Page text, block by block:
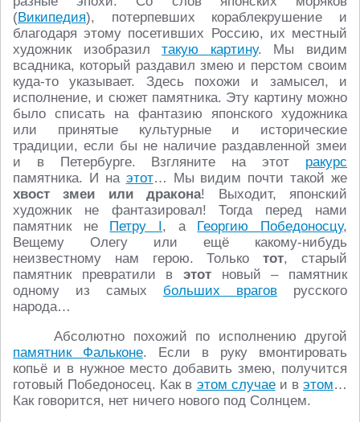
(Википедия), потерпевших кораблекрушение и
благодаря этому посетивших Россию, их местный
художник изобразилтакую картину. Мы видим
всадника, который раздавил змею и перстом своим
куда-то указывает. Здесь похожи и замысел, и
исполнение, и сюжет памятника. Эту картину можно
было списать на фантазию японского художника
или принятые культурные и исторические
традиции, если бы не наличие раздавленной змеи
и в Петербурге. Взгляните на этот ракурс
памятника. И на этот… Мы видим почти такой же
хвост змеи или дракона! Выходит, японский
художник не фантазировал! Тогда перед нами
памятник не Петру I, а Георгию Победоносцу,
Вещему Олегу или ещё какому-нибудь
неизвестному нам герою. Толькотот, старый
памятник превратили в этот новый – памятник
одному из самых больших врагов русского
народа…
Абсолютно похожий по исполнению другой
памятник Фальконе. Если в руку вмонтировать
копьё и в нужное место добавить змею, получится
готовый Победоносец. Как в этом случаеи в этом…
Как говорится, нет ничего нового под Солнцем.